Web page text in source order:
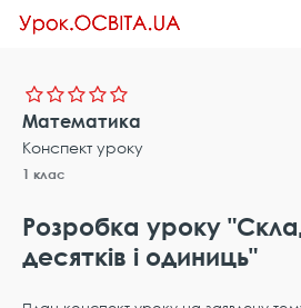
Математика
Конспект уроку
1 клас
Розробка уроку
десятків і одиниць"